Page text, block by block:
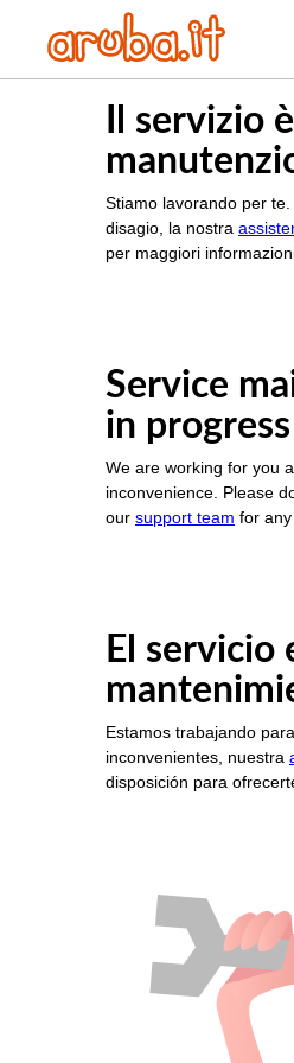
Il servizio
Stiamo lavorando per
disagio, la nostra
per maggiori
Service
in progress
We are working for you
inconvenience. Please
our support team for
El servicio
Estamos trabajando
inconvenientes, nuestra
disposición para